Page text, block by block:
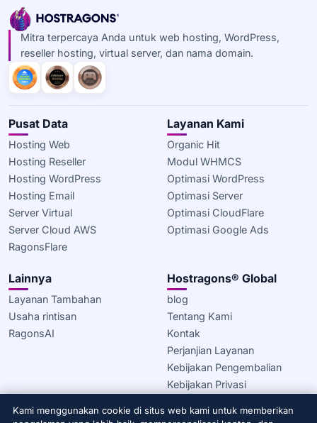
Mitra terpercaya Anda untuk web hosting, WordPress,
reseller hosting, virtual server, dan nama domain.
Pusat Data
Hosting Web
Hosting Reseller
Hosting WordPress
Hosting Email
Server Virtual
Server Cloud AWS
RagonsFlare
Layanan Kami
Organic Hit
Modul WHMCS
Optimasi WordPress
Optimasi Server
Optimasi CloudFlare
Optimasi Google Ads
Lainnya
Layanan Tambahan
Usaha rintisan
RagonsAI
Hostragons® Global
blog
Tentang Kami
Kontak
Perjanjian Layanan
Kebijakan Pengembalian
Kebijakan Privasi
Kami menggunakan cookie di situs web kami untuk memberikan